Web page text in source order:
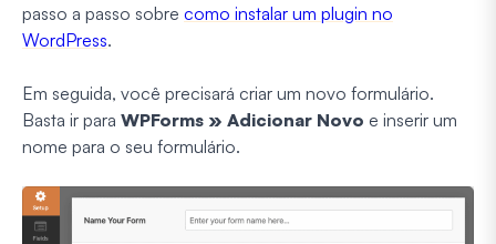
passo a passo sobre como instalar um plugin no
WordPress.
Em seguida, você precisará criar um novo formulário.
Basta ir para WPForms » Adicionar Novo e inserir um
nome para o seu formulário.